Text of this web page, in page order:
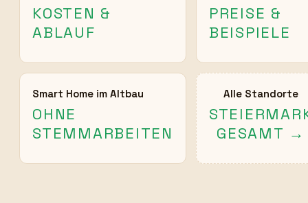
KOSTEN &
ABLAUF
PREISE &
BEISPIELE
Smart Home im Altbau
OHNE
STEMMARBEITEN
Alle Standorte
GESAMT →